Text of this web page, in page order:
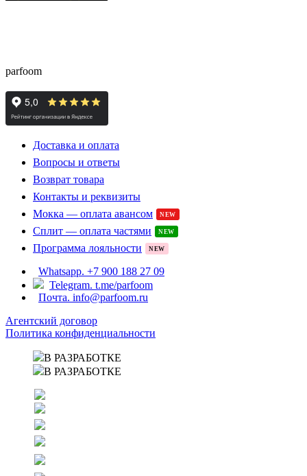
parfoom
Доставка и оплата
Вопросы и ответы
Возврат товара
Контакты и реквизиты
Мокка — оплата авансом
NEW
Сплит — оплата частями NEW
Программа лояльности NEW
Whatsapp. +7 900 188 27 09
Telegram. t.me/parfoom
Почта. info@parfoom.ru
Агентский договор
Политика конфиденциальности
В РАЗРАБОТКЕ
В РАЗРАБОТКЕ